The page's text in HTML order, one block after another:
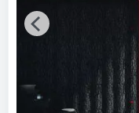
Tragwerkskonstruktion
Bitte auswählen